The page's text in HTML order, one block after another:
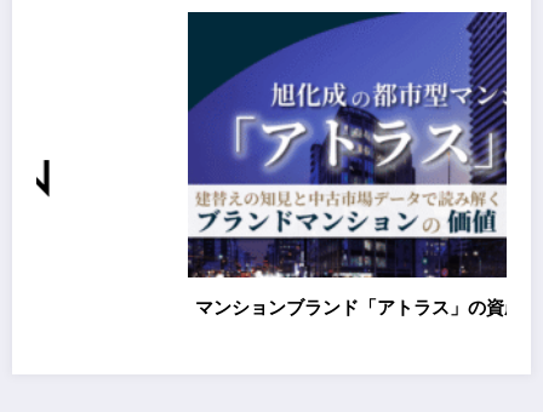
結
マンションブランド「アトラス」の資産性を独自分析